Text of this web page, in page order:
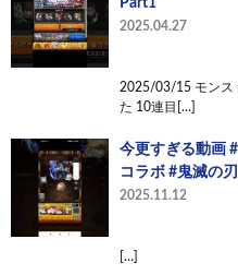
2025.04.27
2025/03/15 モンス
た 10連目[…]
今更すぎる動画
コラボ #鬼滅の刃
2025.11.12
[…]